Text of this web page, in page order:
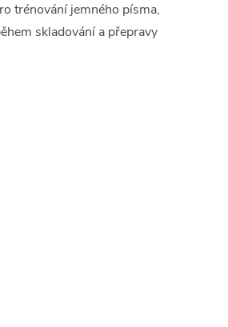
trénování jemného písma,
skladování a přepravy